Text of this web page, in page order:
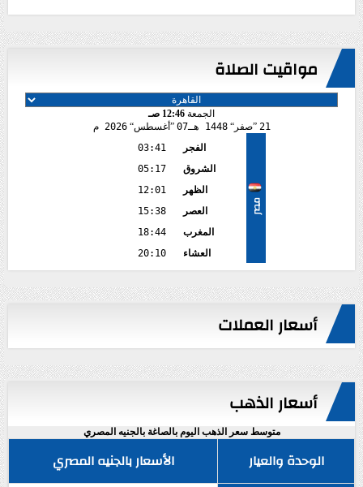
مواقيت الصلاة
الجمعة 12:46 صـ
21
صفر 1448 هـ 07 أغسطس 2026 م
مصر
الفجر
03:41
الشروق
05:17
الظهر
12:01
العصر
15:38
المغرب
18:44
العشاء
20:10
أسعار العملات
أسعار الذهب
متوسط سعر الذهب اليوم بالصاغة بالجنيه المصري
الوحدة والعيار
الأسعار بالجنيه المصري